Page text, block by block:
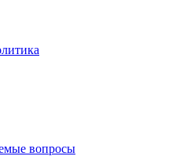
вопросы